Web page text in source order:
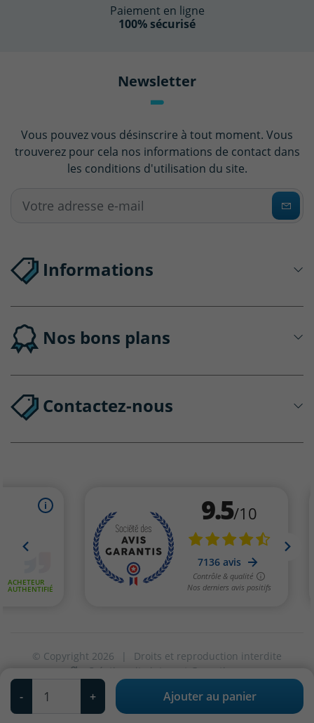
Qté
- + Ajouter au panier
Paiement en ligne
100% sécurisé
Newsletter
Vous pouvez vous désinscrire à tout moment. Vous
trouverez pour cela nos informations de contact dans
les conditions d'utilisation du site.
Informations
Nos bons plans
Contactez-nous
© Copyright 2026 |
Droits et reproduction interdite
Création site internet Greentic
Vos paramètres de cookies